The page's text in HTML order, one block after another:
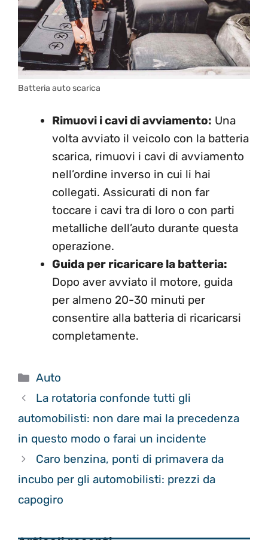
Batteria auto scarica
Rimuovi i cavi di avviamento: Una
volta avviato il veicolo con la batteria
scarica, rimuovi i cavi di avviamento
nell’ordine inverso in cui li hai
collegati. Assicurati di non far
toccare i cavi tra di loro o con parti
metalliche dell’auto durante questa
operazione.
Guida per ricaricare la batteria:
Dopo aver avviato il motore, guida
per almeno 20-30 minuti per
consentire alla batteria di ricaricarsi
completamente.
Categorie
Auto
La rotatoria confonde tutti gli
automobilisti: non dare mai la precedenza
in questo modo o farai un incidente
Caro benzina, ponti di primavera da
incubo per gli automobilisti: prezzi da
capogiro